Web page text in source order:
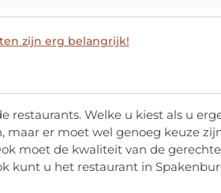
zijn erg belangrijk!
restaurants. Welke u kiest als u
er moet wel genoeg keuze
moet de kwaliteit van de
kunt u het restaurant in